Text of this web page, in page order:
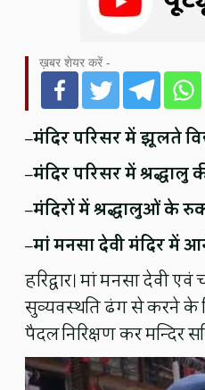
ख़बर शेयर करें -
–मंदिर परिसर में झूलते
–मंदिर परिसर में
–मंदिरों में श्रद्धालुओं के
–मां मनसा देवी मंदिर में
हरिद्वार। मां मनसा देवी
सुव्यवस्थति ढंग से करने के
पैदल निरिक्षण कर मन्दिर